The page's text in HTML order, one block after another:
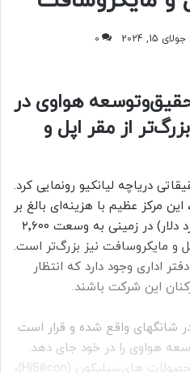
15, 2024
0
تحقیق‌‌و‌‌توسعه هواوی در
از مقر اپل و
دریاچه لیانکیو رونمایی کرد.
براساس گزارش‌های EET-China، این مرکز عظیم با هزینه‌ای بالغ بر
۱۰ میلیارد یوان (حدود ۱٫۴ میلیارد دلار) در زمینی به وسعت ۲٬۶۰۰
و مایکروسافت نیز بزرگ‌تر است.
در این مجموعه بیش‌ از ۴۰,۰۰۰ دفتر اداری وجود دارد که انتظار
شانگهای واقع شده و قرار است
هواوی را در خود جای دهد.
این فعالیت‌ها شامل کار روی محصولات های‌سیلیکون (HiSilicon)،